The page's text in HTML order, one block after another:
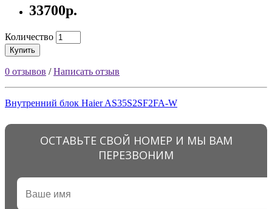
33700р.
Количество
Купить
0 отзывов /Написать отзыв
Внутренний блок Haier AS35S2SF2FA-W
ОСТАВЬТЕ СВОЙ НОМЕР И МЫ ВАМ
ПЕРЕЗВОНИМ